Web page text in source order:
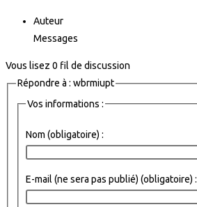
Auteur
Messages
Vous lisez 0 fil de discussion
Répondre à : wbrmiupt
Vos informations :
Nom (obligatoire) :
E-mail (ne sera pas publié) (obligatoire) :